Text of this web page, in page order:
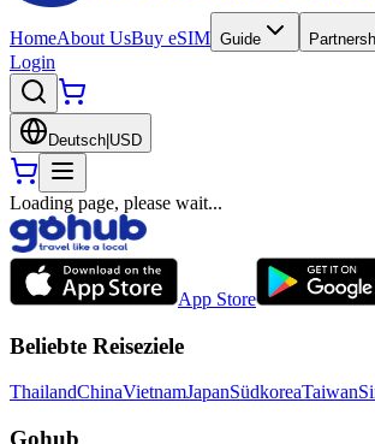
HomeAbout UsBuy eSIM Guide
Login
Deutsch USD
Loading page, please wait...
App Store
Beliebte Reiseziele
ThailandChinaVietnamJapanSüdkoreaTaiwan
Gohub